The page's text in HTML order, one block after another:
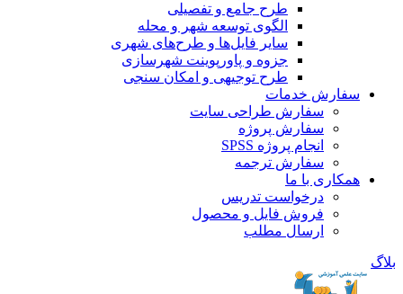
طرح جامع و تفصیلی
الگوی توسعه شهر و محله
سایر فایل‌ها و طرح‌های شهری
جزوه و پاورپوینت شهرسازی
طرح توجیهی و امکان سنجی
سفارش خدمات
سفارش طراحی سایت
سفارش پروژه
انجام پروژه SPSS
سفارش ترجمه
همکاری با ما
درخواست تدریس
فروش فایل و محصول
ارسال مطلب